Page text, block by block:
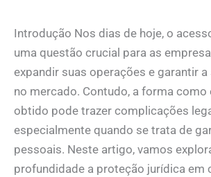
Introdução Nos dias de hoje, o
uma questão crucial para as
expandir suas operações e garantir
no mercado. Contudo, a forma
obtido pode trazer complicações
especialmente quando se trata de
pessoais. Neste artigo, vamos
profundidade a proteção jurídica em